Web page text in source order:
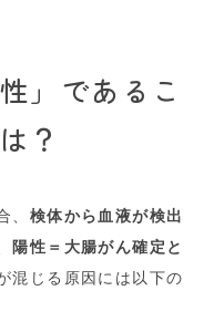
」であるこ
？
、 検体から血液が検出
陽性＝大腸がん確定と
混じる原因には以下の